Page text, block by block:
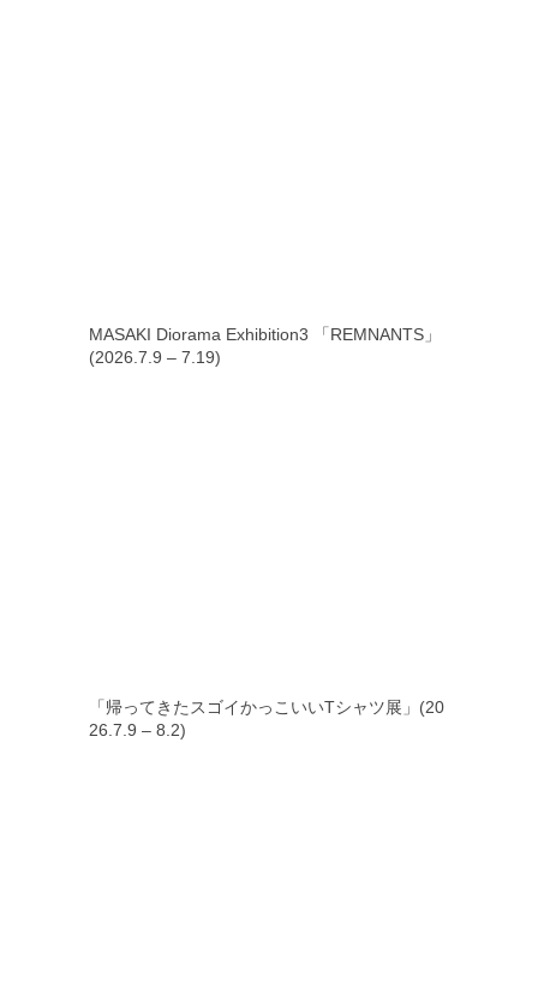
MASAKI Diorama Exhibition3 「REMNANTS」
(2026.7.9 – 7.19)
「帰ってきたスゴイかっこいいTシャツ展」(20
26.7.9 – 8.2)